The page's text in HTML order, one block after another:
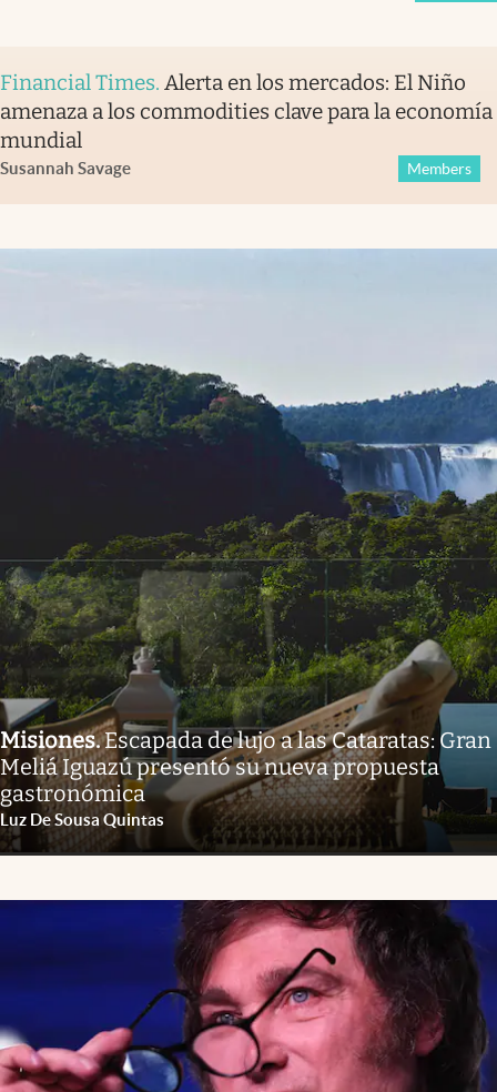
Financial Times. Alerta en los mercados: El Niño
amenaza a los commodities clave para la economía
mundial
Susannah Savage Members
Misiones.Escapada de lujo a las Cataratas: Gran
Meliá Iguazú presentó su nueva propuesta
gastronómica
Luz De Sousa Quintas